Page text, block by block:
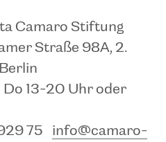
Camaro Stiftung
Straße 98A, 2.
Do 13-20 Uhr oder
75
info@camaro-